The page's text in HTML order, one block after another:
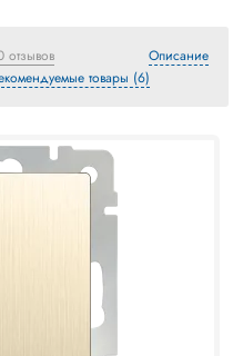
отзывов
Описание
товары (6)